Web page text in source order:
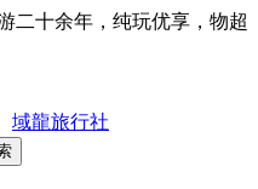
二十余年，纯玩优享，物超
域龍旅行社